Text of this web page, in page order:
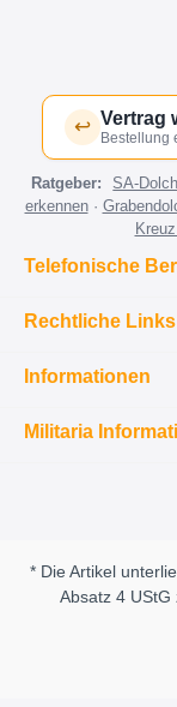
↩ Vertrag
Bestellung
Ratgeber: SA-
erkennen·
Telefonische
Rechtliche Links
Informationen
Militaria
* Die Artikel
Absatz 4 UStG